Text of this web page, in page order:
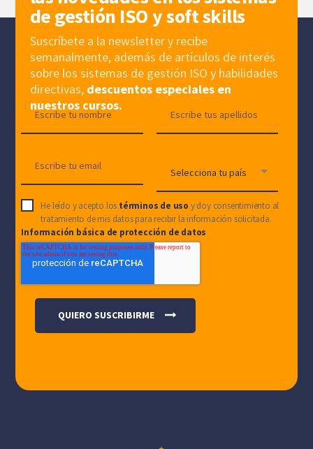
de gestión ISO y soft skills
Suscríbete a la newsletter y recibe
semanalmente, además de artículos de interés
sobre los sistemas de gestión ISO y habilidades
directivas, descuentos especiales en
nuestros cursos.
He leído y acepto los términos de uso y doy consentimiento al
tratamiento de mis datos para recibir la información solicitada.
Información básica de protección de datos